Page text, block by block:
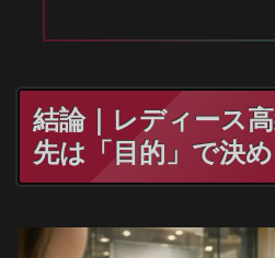
結論｜レディース
先は「目的」で決